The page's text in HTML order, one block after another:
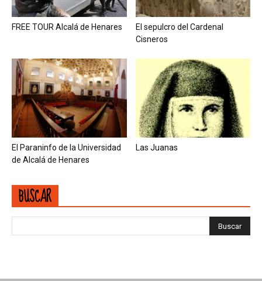
FREE TOUR Alcalá de Henares
El sepulcro del Cardenal
Cisneros
El Paraninfo de la Universidad
de Alcalá de Henares
Las Juanas
BUSCAR